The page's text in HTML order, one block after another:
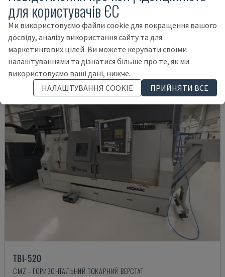
TH 4610
OPTIMUM - ГОРИЗОНТАЛЬНИЙ ТОКАРНИЙ ВЕРСТАТ
НІМЕЧЧИНА
12.000 €
TBI-520
CMZ - ГОРИЗОНТАЛЬНИЙ ТОКАРНИЙ ВЕРСТАТ
для користувачів ЄС
Ми використовуємо файли cookie для покращення вашого
досвіду, аналізу використання сайту та для
маркетингових цілей. Ви можете керувати своїми
налаштуваннями та дізнатися більше про те, як ми
використовуємо ваші дані, нижче.
НАЛАШТУВАННЯ COOKIE
ПРИЙНЯТИ ВСЕ